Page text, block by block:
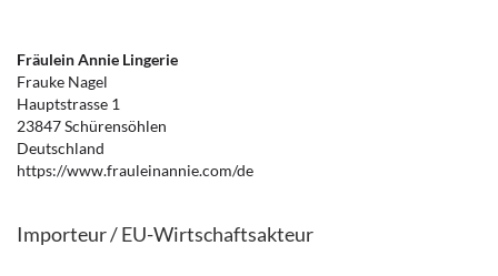
Fräulein Annie Lingerie
Frauke Nagel
Hauptstrasse 1
23847 Schürensöhlen
Deutschland
https://www.frauleinannie.com/de
Importeur / EU-Wirtschaftsakteur